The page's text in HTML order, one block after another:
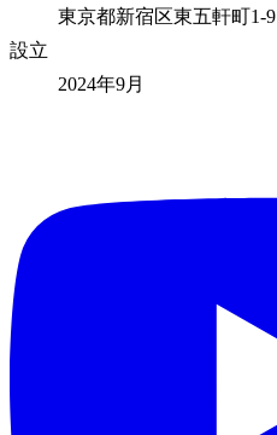
東京都新宿区東五軒町1-9
設立
2024年9月